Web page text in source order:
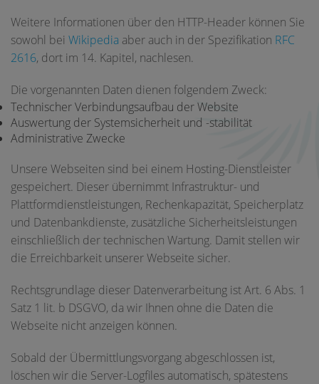
Weitere Informationen über den HTTP-Header können Sie
sowohl bei Wikipedia aber auch in der Spezifikation RFC
2616, dort im 14. Kapitel, nachlesen.
Die vorgenannten Daten dienen folgendem Zweck:
Technischer Verbindungsaufbau der Website
Auswertung der Systemsicherheit und -stabilität
Administrative Zwecke
Unsere Webseiten sind bei einem Hosting-Dienstleister
gespeichert. Dieser übernimmt Infrastruktur- und
Plattformdienstleistungen, Rechenkapazität, Speicherplatz
und Datenbankdienste, zusätzliche Sicherheitsleistungen
einschließlich der technischen Wartung. Damit stellen wir
die Erreichbarkeit unserer Webseite sicher.
Rechtsgrundlage dieser Datenverarbeitung ist Art. 6 Abs. 1
Satz 1 lit. b DSGVO, da wir Ihnen ohne die Daten die
Webseite nicht anzeigen können.
Sobald der Übermittlungsvorgang abgeschlossen ist,
löschen wir die Server-Logfiles automatisch, spätestens